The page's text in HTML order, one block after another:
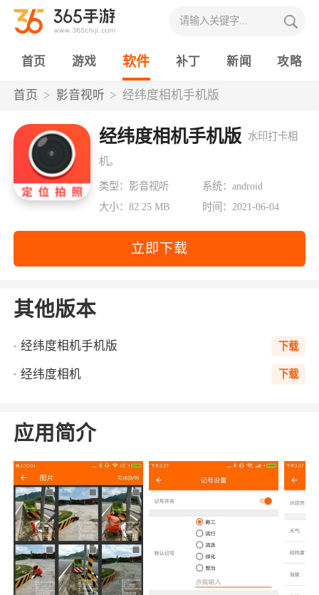
首页 游戏 软件 补丁 新闻 攻略
首页 影音视听 经纬度相机手机版
经纬度相机手机版 水印打卡相
机。
类型：影音视听
系统：android
大小：82.25 MB
时间：2021-06-04
立即下载
其他版本
经纬度相机手机版 下载
经纬度相机 下载
应用简介